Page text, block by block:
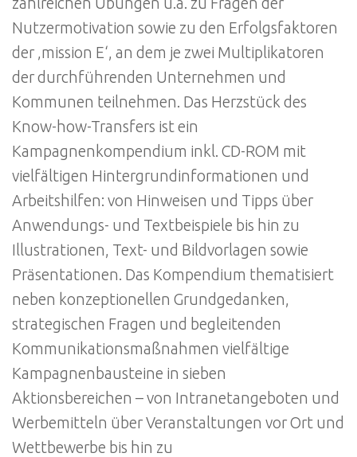
Nutzermotivation sowie zu den Erfolgsfaktoren
der ‚mission E‘, an dem je zwei Multiplikatoren
der durchführenden Unternehmen und
Kommunen teilnehmen. Das Herzstück des
Know-how-Transfers ist ein
Kampagnenkompendium inkl. CD-ROM mit
vielfältigen Hintergrundinformationen und
Arbeitshilfen: von Hinweisen und Tipps über
Anwendungs- und Textbeispiele bis hin zu
Illustrationen, Text- und Bildvorlagen sowie
Präsentationen. Das Kompendium thematisiert
neben konzeptionellen Grundgedanken,
strategischen Fragen und begleitenden
Kommunikationsmaßnahmen vielfältige
Kampagnenbausteine in sieben
Aktionsbereichen – von Intranetangeboten und
Werbemitteln über Veranstaltungen vor Ort und
Wettbewerbe bis hin zu